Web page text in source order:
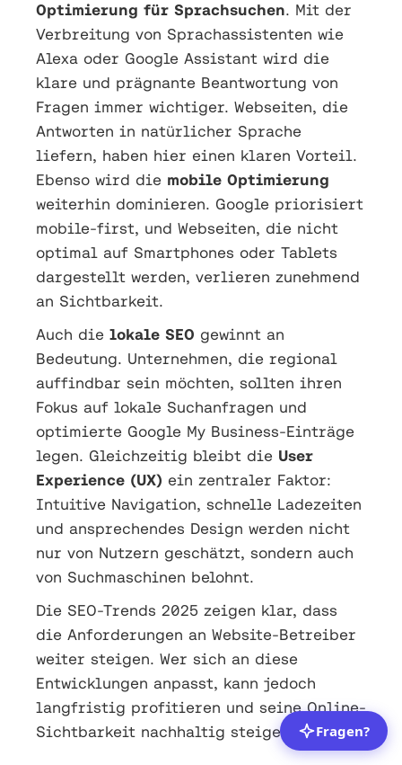
Optimierung für Sprachsuchen. Mit der
Verbreitung von Sprachassistenten wie
Alexa oder Google Assistant wird die
klare und prägnante Beantwortung von
Fragen immer wichtiger. Webseiten, die
Antworten in natürlicher Sprache
liefern, haben hier einen klaren Vorteil.
Ebenso wird die mobile Optimierung
weiterhin dominieren. Google priorisiert
mobile-first, und Webseiten, die nicht
optimal auf Smartphones oder Tablets
dargestellt werden, verlieren zunehmend
an Sichtbarkeit.
Auch die lokale SEO gewinnt an
Bedeutung. Unternehmen, die regional
auffindbar sein möchten, sollten ihren
Fokus auf lokale Suchanfragen und
optimierte Google My Business-Einträge
legen. Gleichzeitig bleibt die User
Experience (UX) ein zentraler Faktor:
Intuitive Navigation, schnelle Ladezeiten
und ansprechendes Design werden nicht
nur von Nutzern geschätzt, sondern auch
von Suchmaschinen belohnt.
Die SEO-Trends 2025 zeigen klar, dass
die Anforderungen an Website-Betreiber
weiter steigen. Wer sich an diese
Entwicklungen anpasst, kann jedoch
langfristig profitieren und seine Online-
Sichtbarkeit nachhaltig steigern.